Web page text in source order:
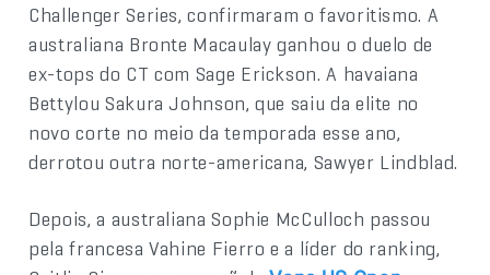
Challenger Series, confirmaram o favoritismo. A
australiana Bronte Macaulay ganhou o duelo de
ex-tops do CT com Sage Erickson. A havaiana
Bettylou Sakura Johnson, que saiu da elite no
novo corte no meio da temporada esse ano,
derrotou outra norte-americana, Sawyer Lindblad.
Depois, a australiana Sophie McCulloch passou
pela francesa Vahine Fierro e a líder do ranking,